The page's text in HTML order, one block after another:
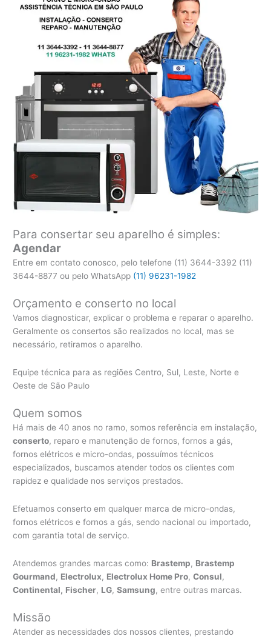
Para consertar seu aparelho é simples:
Agendar
Entre em contato conosco, pelo telefone (11) 3644-3392 (11)
3644-8877 ou pelo WhatsApp (11) 96231-1982
Orçamento e conserto no local
Vamos diagnosticar, explicar o problema e reparar o aparelho.
Geralmente os consertos são realizados no local, mas se
necessário, retiramos o aparelho.
Equipe técnica para as regiões Centro, Sul, Leste, Norte e
Oeste de São Paulo
Quem somos
Há mais de 40 anos no ramo, somos referência em instalação,
conserto, reparo e manutenção de fornos, fornos a gás,
fornos elétricos e micro-ondas, possuímos técnicos
especializados, buscamos atender todos os clientes com
rapidez e qualidade nos serviços prestados.
Efetuamos conserto em qualquer marca de micro-ondas,
fornos elétricos e fornos a gás, sendo nacional ou importado,
com garantia total de serviço.
Atendemos grandes marcas como: Brastemp, Brastemp
Gourmand, Electrolux, Electrolux Home Pro,Consul,
Continental, Fischer, LG,Samsung, entre outras marcas.
Missão
Atender as necessidades dos nossos clientes, prestando